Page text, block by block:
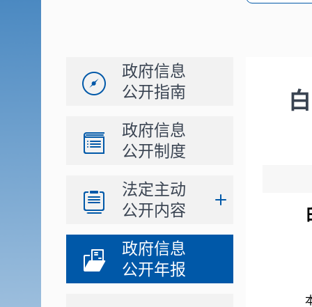
政府信息
公开指南
政府信息
公开制度
法定主动
公开内容
政府信息
公开年报
本